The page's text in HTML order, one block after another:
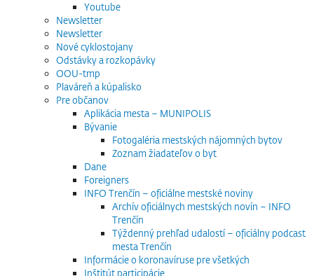
Youtube
Newsletter
Newsletter
Nové cyklostojany
Odstávky a rozkopávky
OOU-tmp
Plaváreň a kúpalisko
Pre občanov
Aplikácia mesta – MUNIPOLIS
Bývanie
Fotogaléria mestských nájomných bytov
Zoznam žiadateľov o byt
Dane
Foreigners
INFO Trenčín – oficiálne mestské noviny
Archív oficiálnych mestských novín – INFO
Trenčín
Týždenný prehľad udalostí – oficiálny podcast
mesta Trenčín
Informácie o koronavíruse pre všetkých
Inštitút participácie